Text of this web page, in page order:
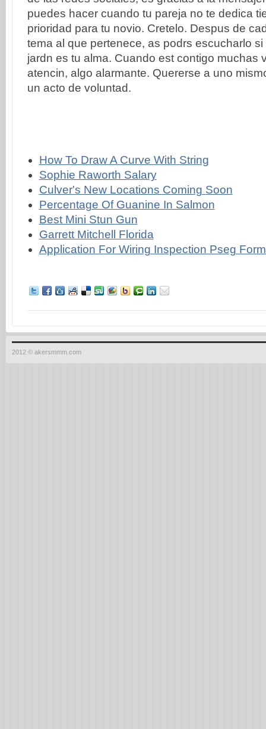
How To Draw A Curve With String
Sophie Raworth Salary
Culver's New Locations Coming Soon
Percentage Of Guanine In Salmon
Best Mini Stun Gun
Garrett Mitchell Florida
Application For Wiring Inspection Pseg
2012 © akersmmm.com